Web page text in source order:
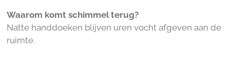
Waarom komt schimmel terug?
Natte handdoeken blijven uren vocht afgeven aan de
ruimte.